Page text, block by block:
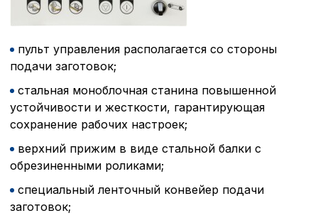
пульт управления располагается со стороны
подачи заготовок;
стальная моноблочная станина повышенной
устойчивости и жесткости, гарантирующая
сохранение рабочих настроек;
верхний прижим в виде стальной балки с
обрезиненными роликами;
специальный ленточный конвейер подачи
заготовок;